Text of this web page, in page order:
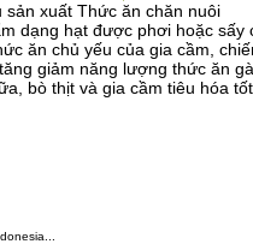
sản xuất Thức ăn chăn nuôi
dạng hạt được phơi hoặc sấy
ăn chủ yếu của gia cầm,
giảm năng lượng thức ăn
bò thịt và gia cầm tiêu hóa